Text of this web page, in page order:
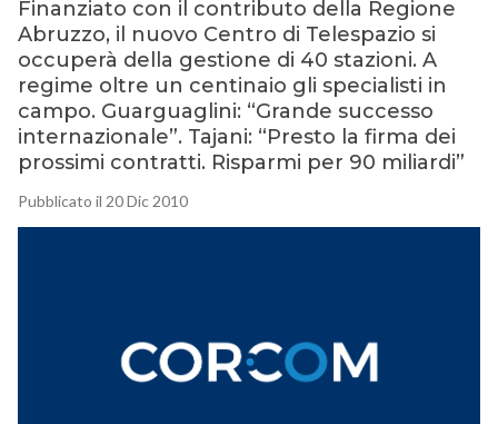
Finanziato con il contributo della Regione
Abruzzo, il nuovo Centro di Telespazio si
occuperà della gestione di 40 stazioni. A
regime oltre un centinaio gli specialisti in
campo. Guarguaglini: “Grande successo
internazionale”. Tajani: “Presto la firma dei
prossimi contratti. Risparmi per 90 miliardi”
Pubblicato il 20 Dic 2010